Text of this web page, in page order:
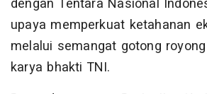
dengan Tentara Nasional
upaya memperkuat ketahanan
melalui semangat gotong
karya bhakti TNI.